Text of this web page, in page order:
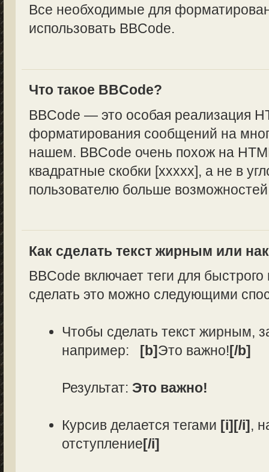
Все необходимые для
использовать BBCode.
Что такое BBCode?
BBCode — это особая реализация
форматирования сообщений на
нашем. BBCode очень похож на
квадратные скобки [xxxxx], а не в
пользователю больше
Как сделать текст жирным или
BBCode включает теги для
сделать это можно следующими
Чтобы сделать текст жирным,
например: [b]Это важно![/b]
Результат: Это важно!
Курсив делается тегами [i][/i],
отступление[/i]